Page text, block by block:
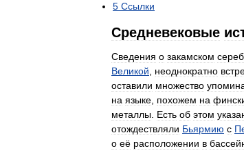
5 Ссылки
Средневековые
Сведения о закамском
Великой
неоднократно
оставили множество
на языке похожем на
металлы Есть об этом
отождествляли Бьярмию c
о её расположении в